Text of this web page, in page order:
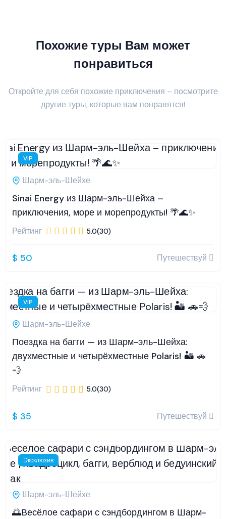
Похожие туры Вам может
понравиться
Откройте для себя похожие приключения – посмотрите
другие туры, которые вам понравятся!
VIP
Шарм-эль-Шейхе
Sinai Energy из Шарм-эль-Шейха –
приключения, море и морепродукты! 🌴🌊✨
Рейтинг 5.0(30)
$ 50 Путешествуй
VIP
Шарм-эль-Шейхе
Поездка на багги — из Шарм-эль-Шейха:
двухместные и четырёхместные Polaris! 🏜️ 🚗
💨
Рейтинг 5.0(30)
$ 35 Путешествуй
Эксклюзив
Шарм-эль-Шейхе
🌅Весёлое сафари с сэндбордингом в Шарм-